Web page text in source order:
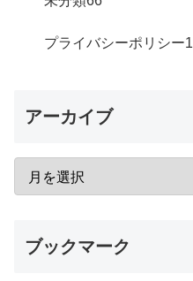
プライバシーポリシー1
アーカイブ
ブックマーク